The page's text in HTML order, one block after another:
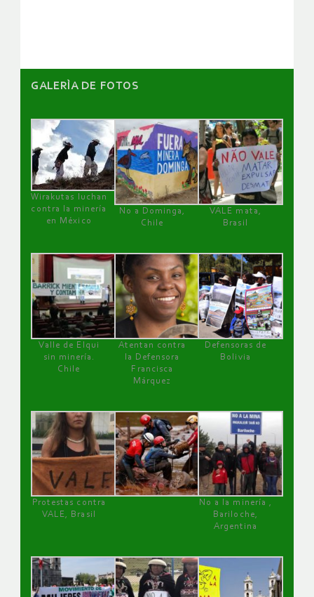
GALERÌA DE FOTOS
Wirakutas luchan
contra la minería
en México
No a Dominga,
Chile
VALE mata,
Brasil
Valle de Elqui
sin minería.
Chile
Atentan contra
la Defensora
Francisca
Márquez
Defensoras de
Bolivia
Protestas contra
VALE, Brasil
No a la minería ,
Bariloche,
Argentina